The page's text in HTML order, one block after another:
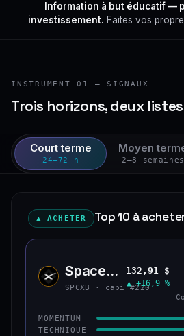
Information à but éducatif —
investissement. Faites vos
INSTRUMENT 01 — SIGNAUX
Trois horizons, deux
Court terme
24–72 h
Moyen
2–8 semaines
▲ ACHETER Top 10 à
SPCX SpaceX (bStocks
SPCXB · capi #220
132,91 $
▲ +16,9 %
MOMENTUM
TECHNIQUE